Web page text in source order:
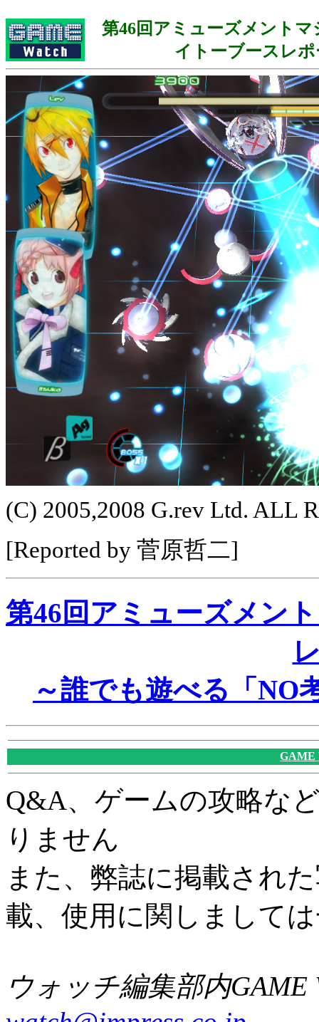
第46回アミューズメントマ
イトーブースレポ
(C) 2005,2008 G.rev Ltd. ALL
[Reported by 菅原哲二]
第46回アミューズメン
～誰でも遊べる「NO
GAME
Q&A、ゲームの攻略な
りません
また、弊誌に掲載され
載、使用に関しまして
ウォッチ編集部内GAME